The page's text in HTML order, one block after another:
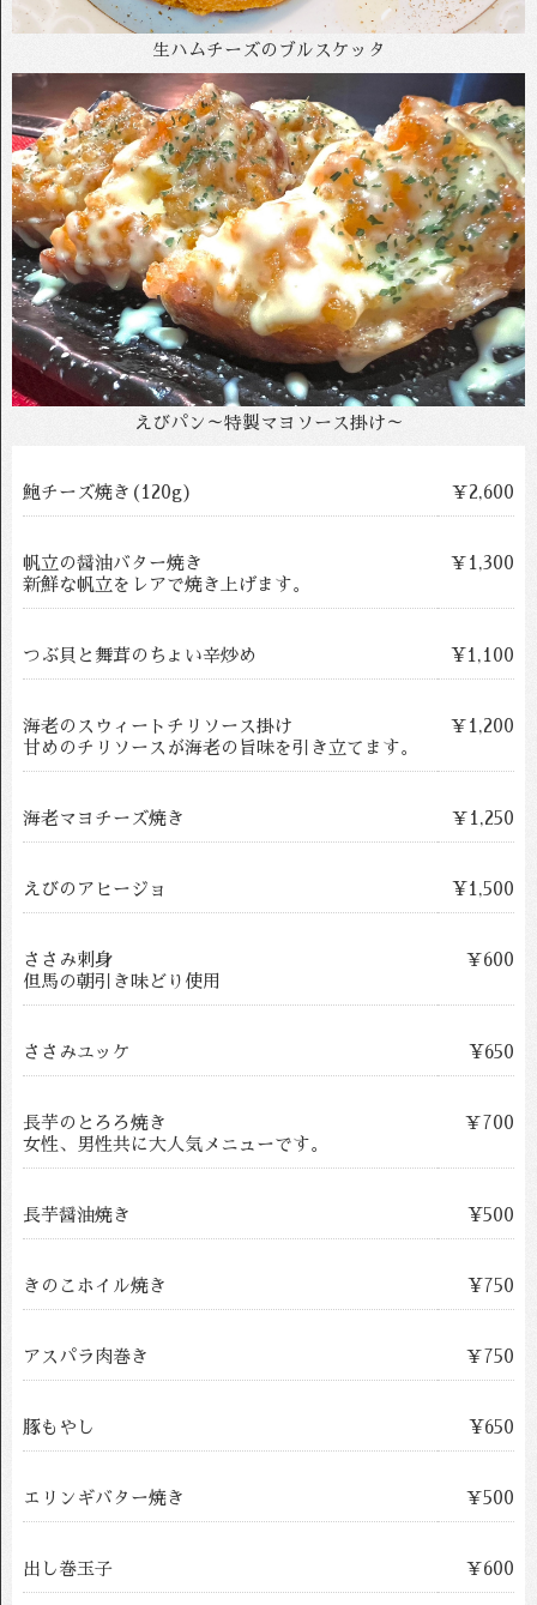
生ハムチーズのブルスケッタ
えびパン～特製マヨソース掛け～
鮑チーズ焼き(120g) ￥2,600
帆立の醤油バター焼き
新鮮な帆立をレアで焼き上げます。
￥1,300
つぶ貝と舞茸のちょい辛炒め ¥1,100
海老のスウィートチリソース掛け
甘めのチリソースが海老の旨味を引き立てます。
￥1,200
海老マヨチーズ焼き ￥1,250
えびのアヒージョ ¥1,500
ささみ刺身
但馬の朝引き味どり使用
￥600
ささみユッケ ¥650
長芋のとろろ焼き
女性、男性共に大人気メニューです。
￥700
長芋醤油焼き ¥500
きのこホイル焼き ¥750
アスパラ肉巻き ￥750
豚もやし ¥650
エリンギバター焼き ￥500
出し巻玉子 ￥600